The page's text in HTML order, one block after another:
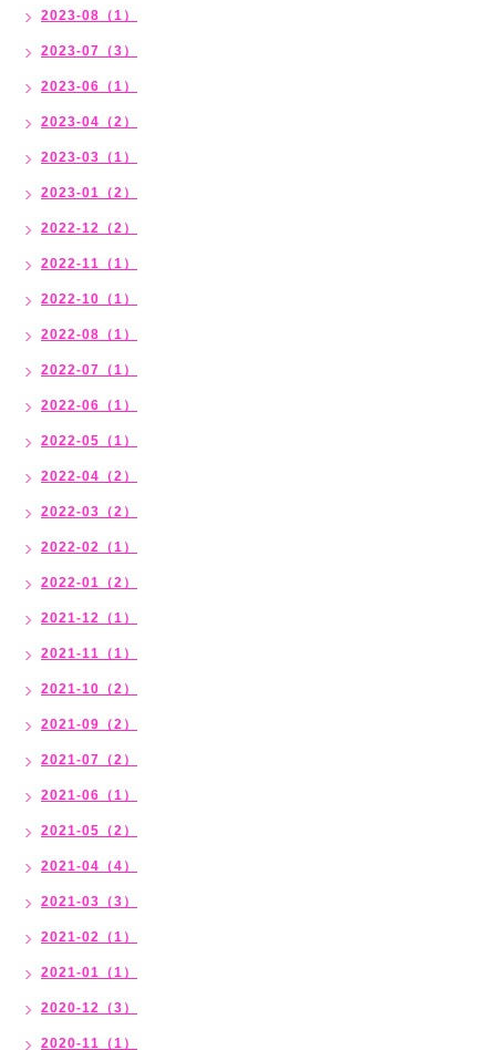
2023-08（1）
2023-07（3）
2023-06（1）
2023-04（2）
2023-03（1）
2023-01（2）
2022-12（2）
2022-11（1）
2022-10（1）
2022-08（1）
2022-07（1）
2022-06（1）
2022-05（1）
2022-04（2）
2022-03（2）
2022-02（1）
2022-01（2）
2021-12（1）
2021-11（1）
2021-10（2）
2021-09（2）
2021-07（2）
2021-06（1）
2021-05（2）
2021-04（4）
2021-03（3）
2021-02（1）
2021-01（1）
2020-12（3）
2020-11（1）